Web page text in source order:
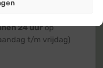
24 uurop
t/m vrijdag)